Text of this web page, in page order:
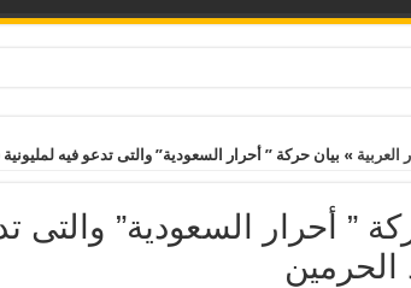
ويهدد القيم الإنسانية
جديدة على المساجد والظلام يسود مصر بعد قرارات الغلق وتخفيض الإنارة ورفع أسعار المواصلات
يصطدم بواقع الملء الأحادي وسد النهضة يراكم المخاطر
العربية » بيان حركة ” أحرار السعودية” والتى تدعو فيه
” أحرار السعودية” والتى
الحرمين